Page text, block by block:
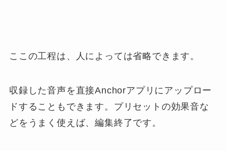
ここの工程は、人によっては省略できます 。
収録した音声を直接Anchorアプリにアップロー
ドすることもできます。プリセットの効果音な
どをうまく使えば、編集終了です。